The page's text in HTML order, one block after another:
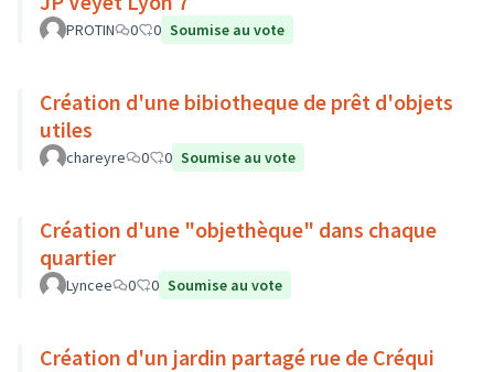
PROTIN 0 0 Soumise au vote
Création d'une bibiotheque de prêt d'objets
utiles
chareyre 0 0 Soumise au vote
Création d'une "objethèque" dans chaque
quartier
Lyncee 0 0 Soumise au vote
Création d'un jardin partagé rue de Créqui